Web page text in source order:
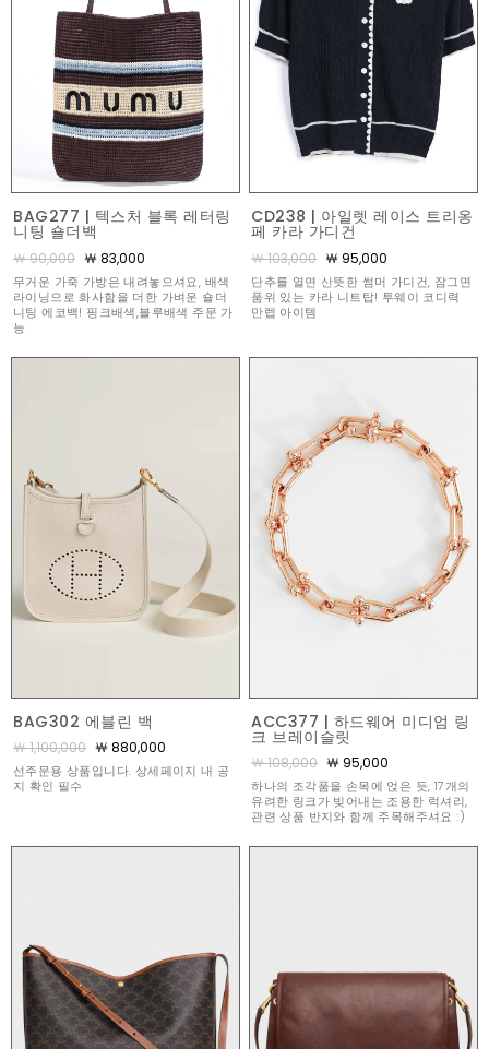
BAG277 | 텍스처 블록 레터링
니팅 숄더백
￦ 90,000 ￦ 83,000
무거운 가죽 가방은 내려놓으셔요, 배색
라이닝으로 화사함을 더한 가벼운 숄더
니팅 에코백! 핑크배색,블루배색 주문 가
능
CD238 | 아일렛 레이스 트리옹
페 카라 가디건
￦ 103,000 ￦ 95,000
단추를 열면 산뜻한 썸머 가디건, 잠그면
품위 있는 카라 니트탑! 투웨이 코디력
만렙 아이템
BAG302 에블린 백
￦ 1,100,000 ￦ 880,000
선주문용 상품입니다. 상세페이지 내 공
지 확인 필수
ACC377 | 하드웨어 미디엄 링
크 브레이슬릿
￦ 108,000 ￦ 95,000
하나의 조각품을 손목에 얹은 듯, 17개의
유려한 링크가 빚어내는 조용한 럭셔리,
관련 상품 반지와 함께 주목해주셔요 :)